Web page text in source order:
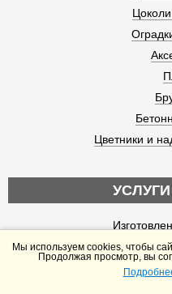
Telegram
Цветники и
Мы используем cookies, чтобы
Продолжая просмотр, вы